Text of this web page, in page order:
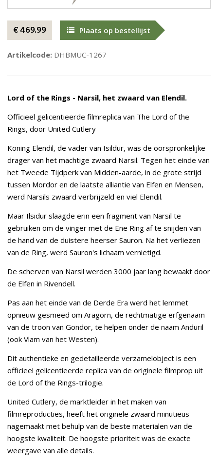
€ 469.99 Plaats op bestellijst
Artikelcode: DHBMUC-1267
Lord of the Rings - Narsil, het zwaard van Elendil.
Officieel gelicentieerde filmreplica van The Lord of the
Rings, door United Cutlery
Koning Elendil, de vader van Isildur, was de oorspronkelijke
drager van het machtige zwaard Narsil. Tegen het einde van
het Tweede Tijdperk van Midden-aarde, in de grote strijd
tussen Mordor en de laatste alliantie van Elfen en Mensen,
werd Narsils zwaard verbrijzeld en viel Elendil.
Maar Ilsidur slaagde erin een fragment van Narsil te
gebruiken om de vinger met de Ene Ring af te snijden van
de hand van de duistere heerser Sauron. Na het verliezen
van de Ring, werd Sauron's lichaam vernietigd.
De scherven van Narsil werden 3000 jaar lang bewaakt door
de Elfen in Rivendell.
Pas aan het einde van de Derde Era werd het lemmet
opnieuw gesmeed om Aragorn, de rechtmatige erfgenaam
van de troon van Gondor, te helpen onder de naam Anduril
(ook Vlam van het Westen).
Dit authentieke en gedetailleerde verzamelobject is een
officieel gelicentieerde replica van de originele filmprop uit
de Lord of the Rings-trilogie.
United Cutlery, de marktleider in het maken van
filmreproducties, heeft het originele zwaard minutieus
nagemaakt met behulp van de beste materialen van de
hoogste kwaliteit. De hoogste prioriteit was de exacte
weergave van alle details.